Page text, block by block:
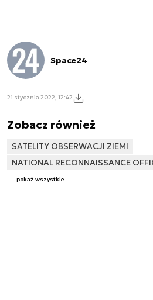
Space24
21 stycznia 2022, 12:42
Zobacz również
SATELITY OBSERWACJI ZIEMI
NATIONAL RECONNAISSANCE
pokaż wszystkie